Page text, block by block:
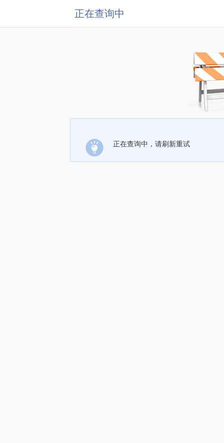
正在查询中
正在查询中，请刷新重试